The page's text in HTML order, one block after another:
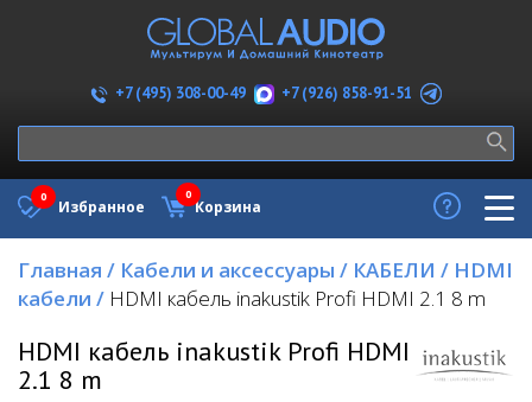
+7 (495) 308-00-49 +7 (926) 858-91-51
Избранное
0
Корзина
0
Главная / Кабели и аксессуары / КАБЕЛИ / HDMI
кабели / HDMI кабель inakustik Profi HDMI 2.1 8 m
HDMI кабель inakustik Profi HDMI
2.1 8 m